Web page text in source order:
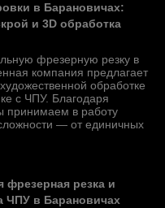
в Барановичах:
и 3D обработка
фрезерную резку в
компания предлагает
обработке
с ЧПУ. Благодаря
в работу
— от единичных
фрезерная резка и
ЧПУ в Барановичах